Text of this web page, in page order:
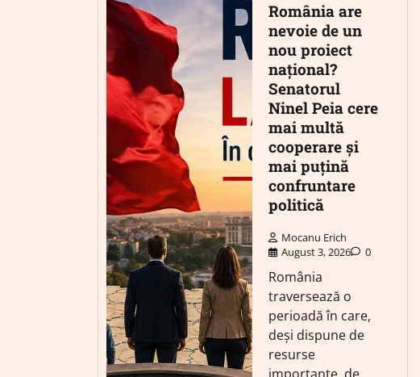
România are
nevoie de un
nou proiect
național?
Senatorul
Ninel Peia cere
mai multă
cooperare și
mai puțină
confruntare
politică
Mocanu Erich
August 3, 2026
0
România
traversează o
perioadă în care,
deși dispune de
resurse